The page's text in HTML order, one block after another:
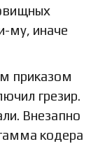
му, иначе
приказом
грезир.
Внезапно
кодера